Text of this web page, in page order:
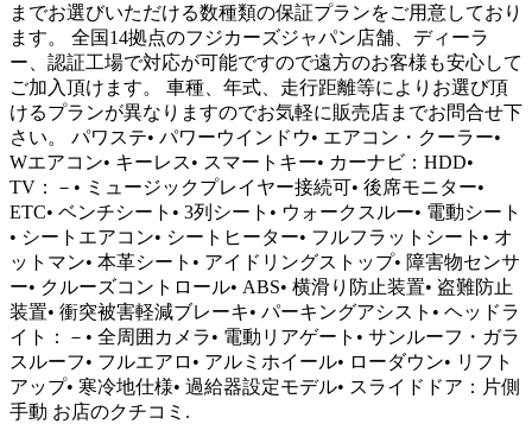
までお選びいただける数種類の保証プランをご用意しており
ます。 全国14拠点のフジカーズジャパン店舗、ディーラ
ー、認証工場で対応が可能ですので遠方のお客様も安心して
ご加入頂けます。 車種、年式、走行距離等によりお選び頂
けるプランが異なりますのでお気軽に販売店までお問合せ下
さい。 パワステ• パワーウインドウ• エアコン・クーラー•
Wエアコン• キーレス• スマートキー• カーナビ：HDD•
TV：－• ミュージックプレイヤー接続可• 後席モニター•
ETC• ベンチシート• 3列シート• ウォークスルー• 電動シート
• シートエアコン• シートヒーター• フルフラットシート• オ
ットマン• 本革シート• アイドリングストップ• 障害物センサ
ー• クルーズコントロール• ABS• 横滑り防止装置• 盗難防止
装置• 衝突被害軽減ブレーキ• パーキングアシスト• ヘッドラ
イト：－• 全周囲カメラ• 電動リアゲート• サンルーフ・ガラ
スルーフ• フルエアロ• アルミホイール• ローダウン• リフト
アップ• 寒冷地仕様• 過給器設定モデル• スライドドア：片側
手動 お店のクチコミ.